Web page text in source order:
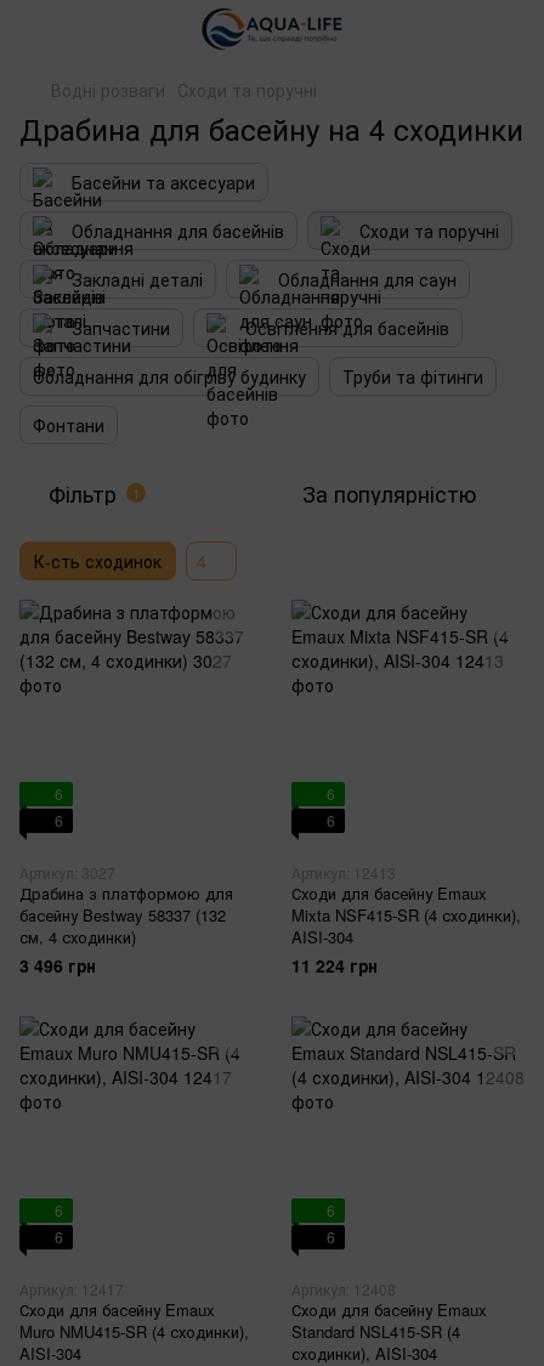
Водні розваги Сходи та поручні
Драбина для басейну на 4 сходинки
Басейни та аксесуари
Обладнання для басейнів
Сходи та поручні
Закладні деталі
Обладнання для саун
Запчастини
Освітлення для басейнів
Обладнання для обігріву будинку
Труби та фітинги
Фонтани
Фільтр 1 За популярністю
К-сть сходинок 4
6
6
Артикул: 3027
Драбина з платформою для
басейну Bestway 58337 (132
см, 4 сходинки)
3 496 грн
6
6
Артикул: 12413
Сходи для басейну Emaux
Mixta NSF415-SR (4 сходинки),
AISI-304
11 224 грн
6
6
Артикул: 12417
Сходи для басейну Emaux
Muro NMU415-SR (4 сходинки),
AISI-304
6
6
Артикул: 12408
Сходи для басейну Emaux
Standard NSL415-SR (4
сходинки), AISI-304